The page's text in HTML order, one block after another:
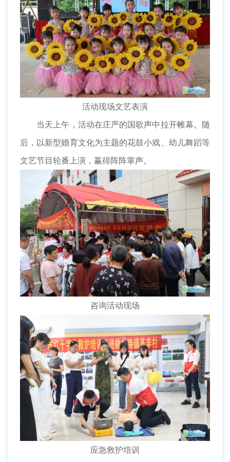
活动现场文艺表演
当天上午，活动在庄严的国歌声中拉开帷幕。随
后，以新型婚育文化为主题的花鼓小戏、幼儿舞蹈等
文艺节目轮番上演，赢得阵阵掌声。
咨询活动现场
应急救护培训